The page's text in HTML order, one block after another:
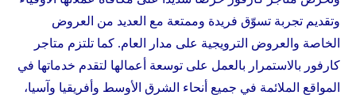
وتقديم تجربة تسوّق فريدة وممتعة مع العديد من العروض
الخاصة والعروض الترويجية على مدار العام. كما تلتزم متاجر
كارفور بالاستمرار بالعمل على توسعة أعمالها لتقدم خدماتها في
المواقع الملائمة في جميع أنحاء الشرق الأوسط وأفريقيا وآسيا،